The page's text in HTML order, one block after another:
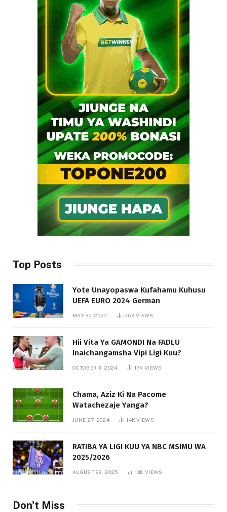
Top Posts
Yote Unayopaswa Kufahamu Kuhusu
UEFA EURO 2024 German
MAY 30, 2024 25KVIEWS
Hii Vita Ya GAMONDI Na FADLU
Inaichangamsha Vipi Ligi Kuu?
OCTOBER 3, 2024 17KVIEWS
Chama, Aziz Ki Na Pacome
Watachezaje Yanga?
JUNE 27, 2024 14KVIEWS
RATIBA YA LIGI KUU YA NBC MSIMU WA
2025/2026
AUGUST 29, 2025 13KVIEWS
Don't Miss